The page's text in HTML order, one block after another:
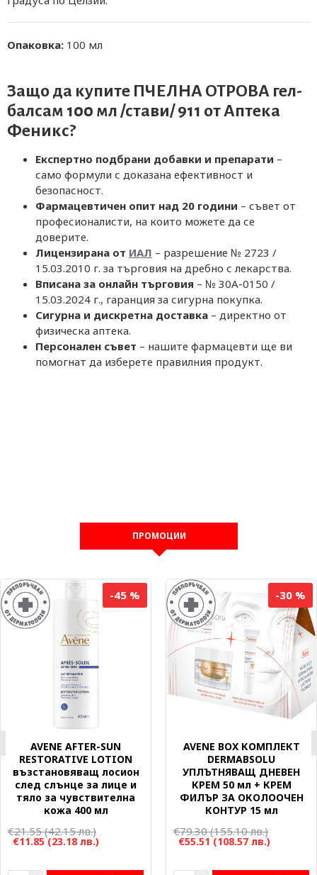
Опаковка: 100 мл
Защо да купите ПЧЕЛНА ОТРОВА гел-
балсам 100 мл /стави/ 911 отАптека
Феникс?
Експертно подбрани добавки и препарати –
само формули с доказана ефективност и
безопасност.
Фармацевтичен опит над 20 години – съвет от
професионалисти, на които можете да се
доверите.
Лицензирана от ИАЛ – разрешение № 2723 /
15.03.2010 г. за търговия на дребно с лекарства.
Вписана за онлайн търговия – № 30A-0150 /
15.03.2024 г., гаранция за сигурна покупка.
Сигурна и дискретна доставка – директно от
физическа аптека.
Персонален съвет – нашите фармацевти ще ви
помогнат да изберете правилния продукт.
ПРОМОЦИИ
-45 %
AVENE AFTER-SUN
RESTORATIVE LOTION
възстановяващ лосион
след слънце за лице и
тяло за чувствителна
кожа 400 мл
€11.85(23.18 лв.)
€21.55(42.15 лв.)
-30 %
AVENE BOX КОМПЛЕКТ
DERMABSOLU
УПЛЪТНЯВАЩ ДНЕВЕН
КРЕМ 50 мл + КРЕМ
ФИЛЪР ЗА ОКОЛООЧЕН
КОНТУР 15 мл
€55.51(108.57 лв.)
€79.30(155.10 лв.)